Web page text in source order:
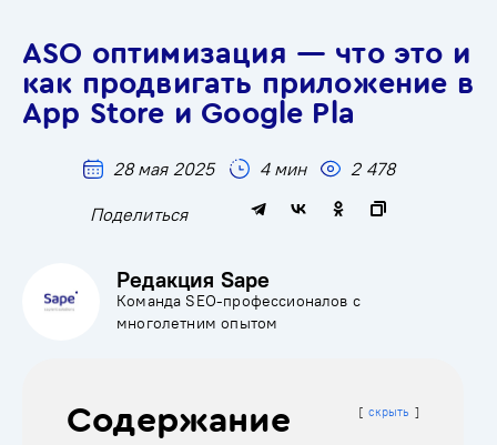
ASO оптимизация — что это и
как продвигать приложение в
App Store и Google Pla
28 мая 2025 4 мин 2 478
Поделиться
Редакция Sape
Команда SEO-профессионалов с
многолетним опытом
Содержание скрыть